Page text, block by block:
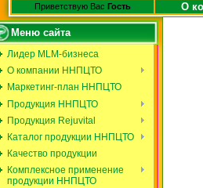
Приветствую Вас Гость О
Меню сайта
Лидер MLM-бизнеса
О компании ННПЦТО
Маркетинг-план ННПЦТО
Продукция ННПЦТО
Продукция Rejuvital
Каталог продукции ННПЦТО
Качество продукции
Комплексное применение
продукции ННПЦТО